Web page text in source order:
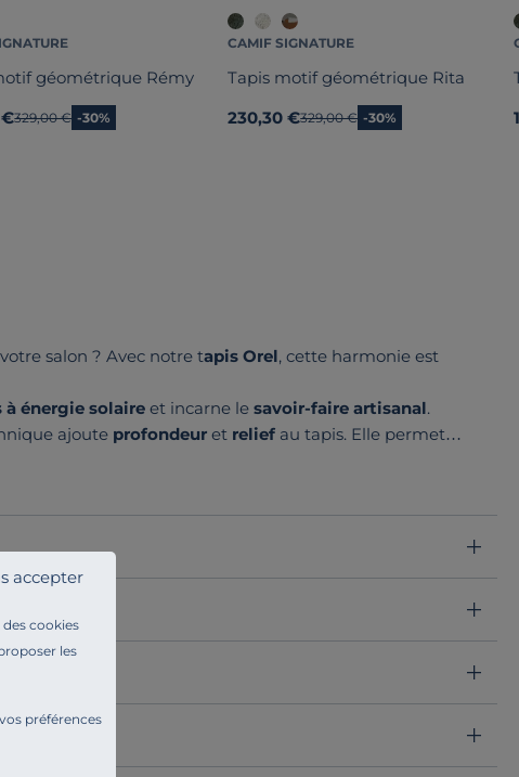
cookies
les
préférences
accepter
géométrique Rémy
€Ancien prix
329,00 € -30%
CAMIF SIGNATURE
Tapis motif géométrique Rita
230,30 €Ancien prix
329,00 € -30%
salon ? Avec notre tapis Orel, cette harmonie est
à énergie solaire et incarne lesavoir-faire artisanal.
ajoute profondeur et relief au tapis. Elle permet
trouvera la place qui lui est destinée dans votre